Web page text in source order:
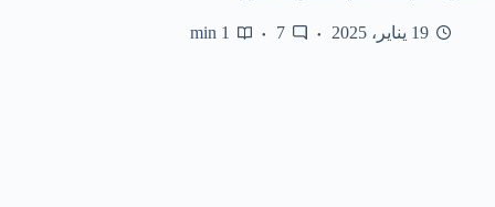
19 يناير، 2025 7
1 min